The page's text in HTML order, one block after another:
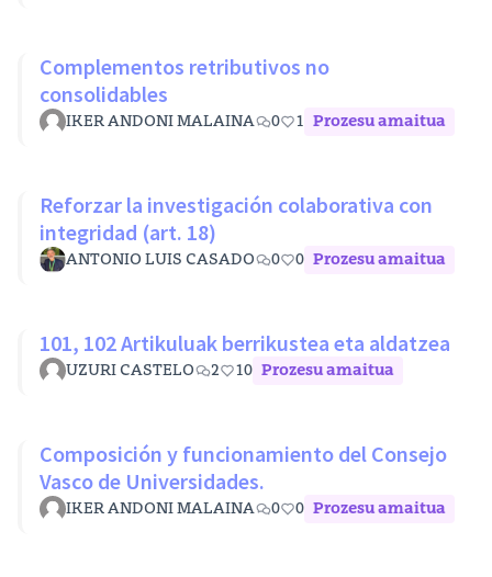
Complementos retributivos no
consolidables
IKER ANDONI MALAINA 0 1 Prozesu amaitua
Reforzar la investigación colaborativa con
integridad (art. 18)
ANTONIO LUIS CASADO 0 0 Prozesu amaitua
101, 102 Artikuluak berrikustea eta aldatzea
UZURI CASTELO 2 10 Prozesu amaitua
Composición y funcionamiento del Consejo
Vasco de Universidades.
IKER ANDONI MALAINA 0 0 Prozesu amaitua